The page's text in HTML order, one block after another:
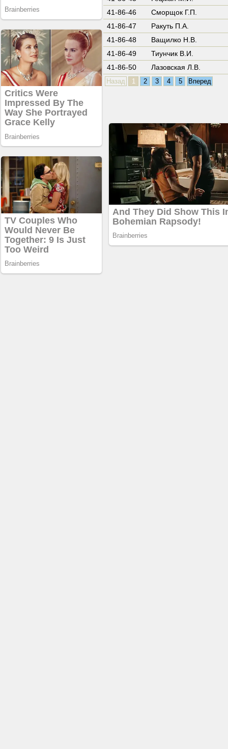
41-86-46
Сморщок Г.П.
41-86-47
Ракуть П.А.
41-86-48
Ващилко Н.В.
41-86-49
Тиунчик В.И.
41-86-50
Лазовская Л.В.
Назад 1 2 3 4 5 Вперед